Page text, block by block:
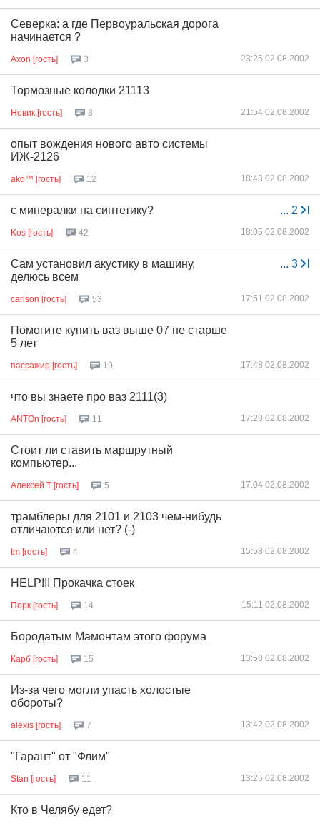
Северка: а где Первоуральская дорога
начинается ?
Axon [гость] 3 23:25 02.08.2002
Тормозные колодки 21113
Новик [гость] 8 21:54 02.08.2002
опыт вождения нового авто системы
ИЖ-2126
ako™ [гость] 12 18:43 02.08.2002
... 2
с минералки на синтетику?
Kos [гость] 42 18:05 02.08.2002
... 3
Сам установил акустику в машину,
делюсь всем
carlson [гость] 53 17:51 02.08.2002
Помогите купить ваз выше 07 не старше
5 лет
пассажир [гость] 19 17:48 02.08.2002
что вы знаете про ваз 2111(3)
ANTOn [гость] 11 17:28 02.08.2002
Стоит ли ставить маршрутный
компьютер...
Алексей Т [гость] 5 17:04 02.08.2002
трамблеры для 2101 и 2103 чем-нибудь
отличаются или нет? (-)
tm [гость] 4 15:58 02.08.2002
HELP!!! Прокачка стоек
Порк [гость] 14 15:11 02.08.2002
Бородатым Мамонтам этого форума
Карб [гость] 15 13:58 02.08.2002
Из-за чего могли упасть холостые
обороты?
alexis [гость] 7 13:42 02.08.2002
"Гарант" от "Флим"
Stan [гость] 11 13:25 02.08.2002
Кто в Челябу едет?